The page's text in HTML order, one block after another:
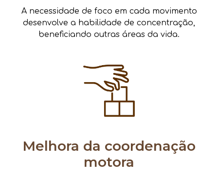
A necessidade de foco em cada movimento
desenvolve a habilidade de concentração,
beneficiando outras áreas da vida.
Melhora da coordenação
motora